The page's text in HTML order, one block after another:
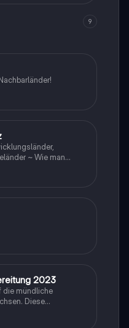
der Geographie und
9
man
sollte
2023
die mündliche
Diese
Themen ab,